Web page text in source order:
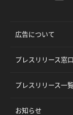
広告について
プレスリリース窓口
プレスリリース一
お知らせ